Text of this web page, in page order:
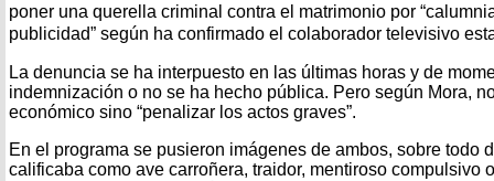
poner una querella criminal contra el matrimonio por
publicidad” según ha confirmado el colaborador televisivo
La denuncia se ha interpuesto en las últimas horas y de
indemnización o no se ha hecho pública. Pero según Mora,
económico sino “penalizar los actos graves”.
En el programa se pusieron imágenes de ambos, sobre todo
calificaba como ave carroñera, traidor, mentiroso compulsivo